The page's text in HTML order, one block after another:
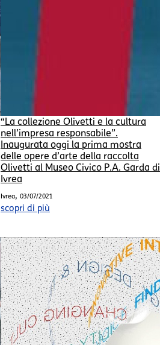
“La collezione Olivetti e la cultura
nell’impresa responsabile”.
Inaugurata oggi la prima mostra
delle opere d’arte della raccolta
Olivetti al Museo Civico P.A. Garda di
Ivrea
Ivrea, 03/07/2021
scopri di più